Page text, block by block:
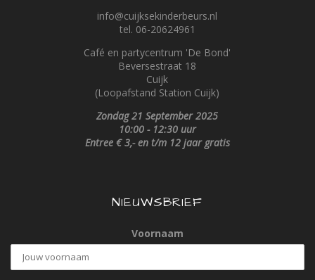
info@cuijksekinderbeurs.nl
tel. 06-20624961
Café en partycentrum 'De Bond'
Beversestraat 18
Cuijk
(Loopafstand Station Cuijk)
Zondag 21 September 2025
10:00 - 12:30 uur
Entree € 3,- en t/m 12 jaar gratis
NIEUWSBRIEF
Voornaam